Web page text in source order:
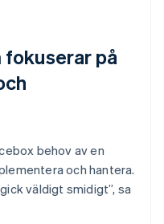
på
behov av en
och hantera.
väldigt smidigt”, sa